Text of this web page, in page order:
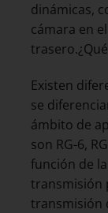
dinámicas,
cámara en
Existen
se
ámbito de
son RG-6,
función de
transmisión
transmisión